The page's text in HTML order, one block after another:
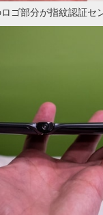
ゴ部分が指紋認証セ